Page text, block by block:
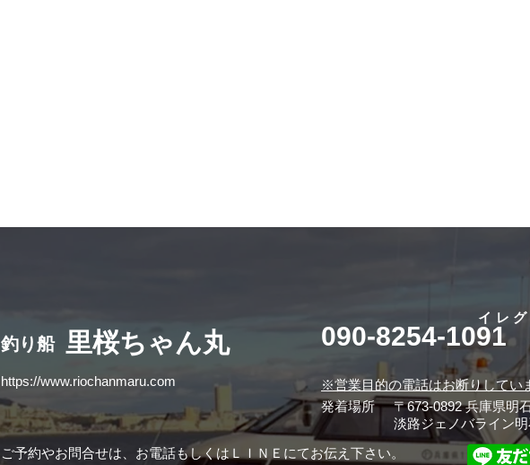
釣り船 ​里桜ちゃん丸
https://www.riochanmaru.com
090-8254-1091
イレ
※営業目的の電話はお断りしてい
発着場所
〒673-0892 兵庫県明
淡路ジェノバライン
ご予約やお問合せは、お電話もしくはＬＩＮＥにてお伝え下さい。